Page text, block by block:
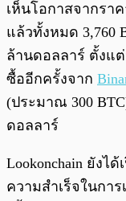
เห็นโอกาสจากรา
แล้วทั้งหมด 3,760
ล้านดอลลาร์ ตั้งแ
ซื้ออีกครั้งจาก
(ประมาณ 300
ดอลลาร์
Lookonchain ยังไ
ความสำเร็จในกา